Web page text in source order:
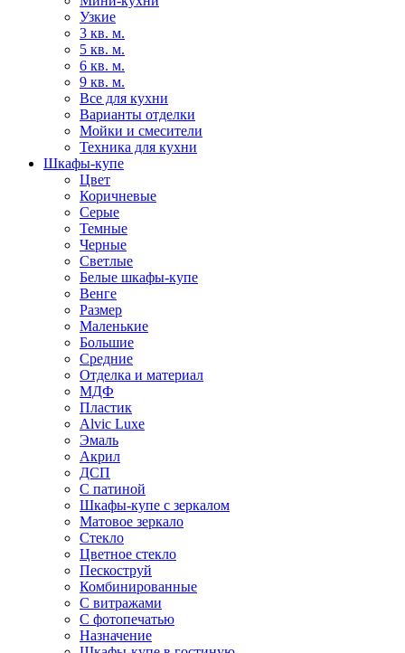
Узкие
3 кв. м.
5 кв. м.
6 кв. м.
9 кв. м.
Все для кухни
Варианты отделки
Мойки и смесители
Техника для кухни
Шкафы-купе
Цвет
Коричневые
Серые
Темные
Черные
Светлые
Белые шкафы-купе
Венге
Размер
Маленькие
Большие
Средние
Отделка и материал
МДФ
Пластик
Alvic Luxe
Эмаль
Акрил
ДСП
С патиной
Шкафы-купе с зеркалом
Матовое зеркало
Стекло
Цветное стекло
Пескоструй
Комбинированные
С витражами
С фотопечатью
Назначение